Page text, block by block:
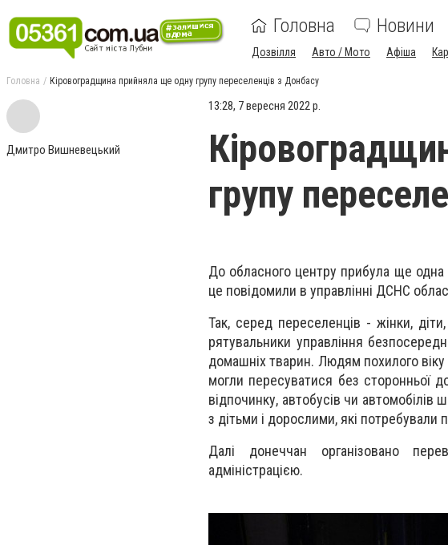
Головна Новини
Дозвілля Авто / Мото Афіша
Головна Кіровоградщина прийняла ще одну групу переселенців з Донбасу
Дмитро Вишневецький
13:28, 7 вересня 2022 р.
групу
До обласного центру прибула ще
це повідомили в управлінні ДСНС
Так, серед переселенців - жінки,
рятувальники управління
домашніх тварин. Людям похилого
могли пересуватися без сторонньої
відпочинку, автобусів чи
з дітьми і дорослими, які потребували
Далі донеччан організовано
адміністрацією.